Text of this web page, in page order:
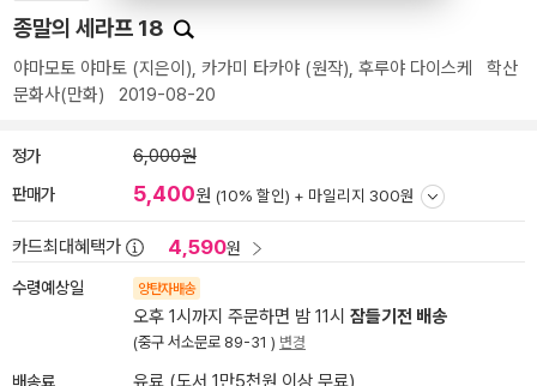
종말의 세라프 18
야마모토 야마토 (지은이), 카가미 타카야 (원작), 후루야 다이스케
학산
문화사(만화) 2019-08-20
정가 6,000원
판매가 5,400원 (10% 할인) + 마일리지 300원
카드최대혜택가 4,590원
수령예상일 양탄자배송
오후 1시까지 주문하면 밤 11시 잠들기전 배송
(중구 서소문로 89-31 ) 변경
배송료
유료 (도서 1만5천원 이상 무료)